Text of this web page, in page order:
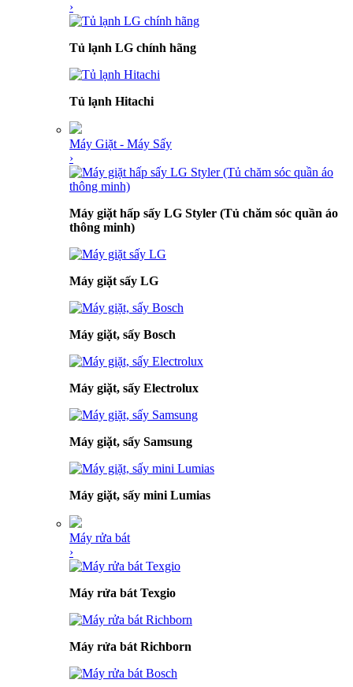
›
Tủ lạnh LG chính hãng
Tủ lạnh Hitachi
Máy Giặt - Máy Sấy
›
Máy giặt hấp sấy LG Styler (Tủ chăm sóc quần áo
thông minh)
Máy giặt sấy LG
Máy giặt, sấy Bosch
Máy giặt, sấy Electrolux
Máy giặt, sấy Samsung
Máy giặt, sấy mini Lumias
Máy rửa bát
›
Máy rửa bát Texgio
Máy rửa bát Richborn